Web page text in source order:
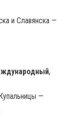
и Славянска —
,
—